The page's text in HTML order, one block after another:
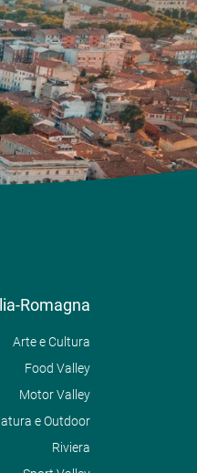
Romagna
Arte e Cultura
Food Valley
Motor Valley
e Outdoor
Riviera